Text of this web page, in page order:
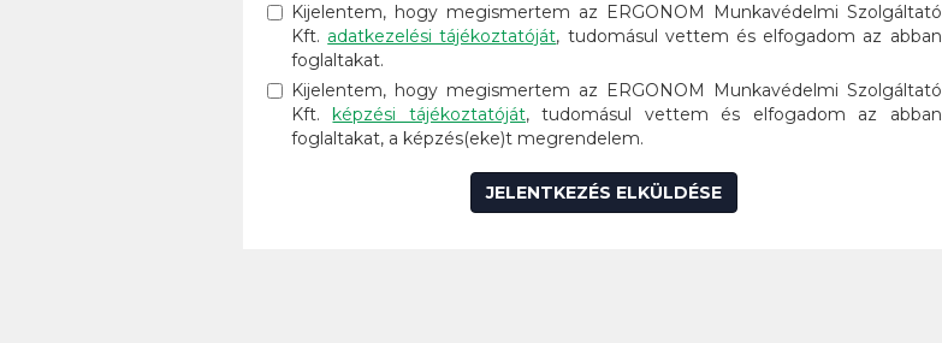
Kijelentem, hogy megismertem az ERGONOM Munkavédelmi Szolgáltató
Kft. adatkezelési tájékoztatóját, tudomásul vettem és elfogadom az abban
foglaltakat.
Kijelentem, hogy megismertem az ERGONOM Munkavédelmi Szolgáltató
Kft. képzési tájékoztatóját, tudomásul vettem és elfogadom az abban
foglaltakat, a képzés(eke)t megrendelem.
JELENTKEZÉS ELKÜLDÉSE